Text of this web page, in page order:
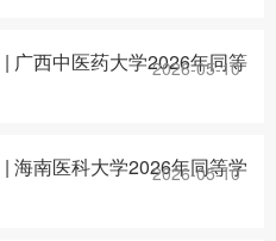
| 广西中医药大学2026年同等
2026-05-10
| 海南医科大学2026年同等学
2026-05-10